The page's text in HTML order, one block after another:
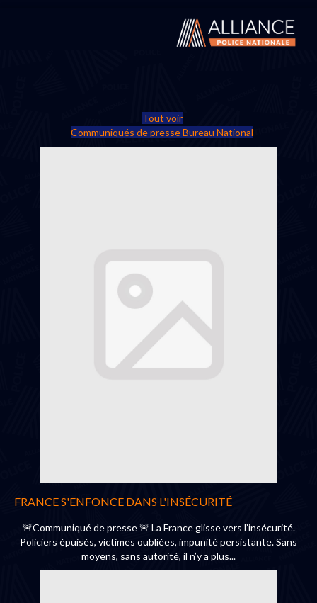
Tout voir
Communiqués de presse Bureau National
FRANCE S'ENFONCE DANS L'INSÉCURITÉ
🚨Communiqué de presse 🚨 La France glisse vers l’insécurité.
Policiers épuisés, victimes oubliées, impunité persistante. Sans
moyens, sans autorité, il n’y a plus...